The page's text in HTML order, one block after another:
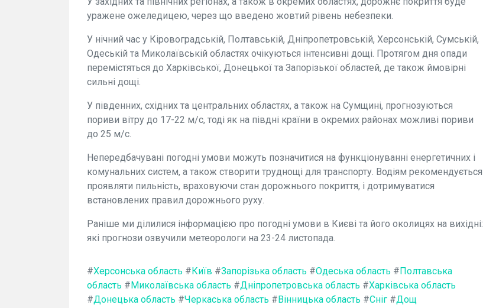
уражене ожеледицею, через що введено жовтий рівень небезпеки.
У нічний час у Кіровоградській, Полтавській, Дніпропетровській, Херсонській, Сумській,
Одеській та Миколаївській областях очікуються інтенсивні дощі. Протягом дня опади
перемістяться до Харківської, Донецької та Запорізької областей, де також ймовірні
сильні дощі.
У південних, східних та центральних областях, а також на Сумщині, прогнозуються
пориви вітру до 17-22 м/с, тоді як на півдні країни в окремих районах можливі пориви
до 25 м/с.
Непередбачувані погодні умови можуть позначитися на функціонуванні енергетичних і
комунальних систем, а також створити труднощі для транспорту. Водіям рекомендується
проявляти пильність, враховуючи стан дорожнього покриття, і дотримуватися
встановлених правил дорожнього руху.
Раніше ми ділилися інформацією про погодні умови в Києві та його околицях на вихідні:
які прогнози озвучили метеорологи на 23-24 листопада.
#Херсонська область #Київ #Запорізька область #Одеська область #Полтавська
область #Миколаївська область #Дніпропетровська область #Харківська область
#Донецька область #Черкаська область #Вінницька область #Сніг #Дощ